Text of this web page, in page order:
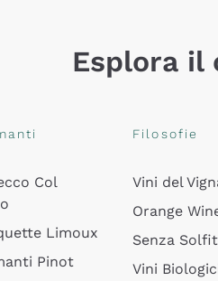
Esplora il
Col
Limoux
Pinot
Filosofie
Vini del
Orange
Senza
Vini